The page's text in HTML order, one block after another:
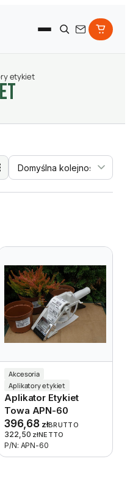
etykiet
Sortowanie
Akcesoria
Aplikatory etykiet
Aplikator Etykiet
Towa APN-60
396,68 złBRUTTO
322,50 złNETTO
P/N: APN-60